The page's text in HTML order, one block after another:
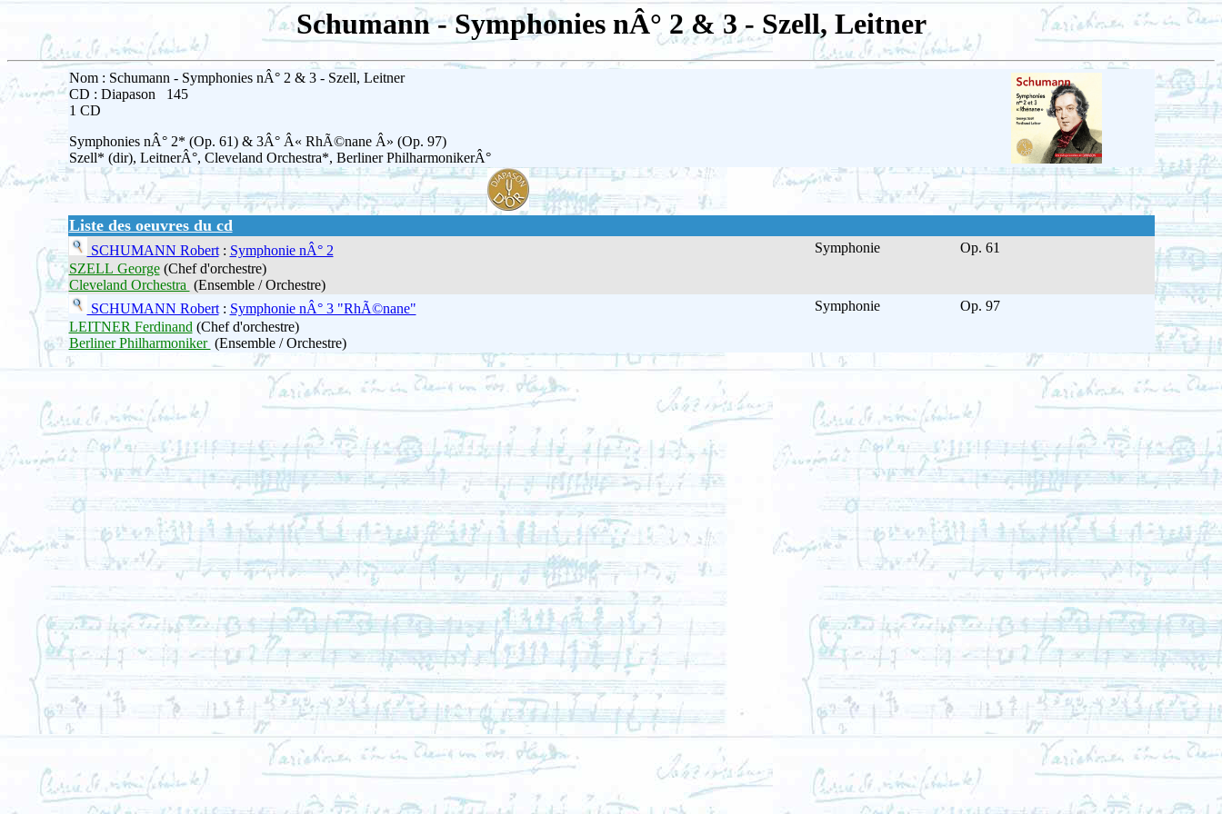
Schumann - Symphonies nÂ° 2 & 3 - Szell, Leitner
Nom : Schumann - Symphonies nÂ° 2 & 3 - Szell, Leitner
CD : Diapason 145
1 CD
Symphonies nÂ° 2* (Op. 61) & 3Â° Â« RhÃ©nane Â» (Op. 97)
Szell* (dir), LeitnerÂ°, Cleveland Orchestra*, Berliner PhilharmonikerÂ°
Liste des oeuvres du cd
SCHUMANN Robert: Symphonie nÂ° 2 Symphonie
Op. 61
SZELL George(Chef d'orchestre)
Cleveland Orchestra (Ensemble / Orchestre)
SCHUMANN Robert: Symphonie nÂ° 3 "RhÃ©nane" Symphonie
Op. 97
LEITNER Ferdinand(Chef d'orchestre)
Berliner Philharmoniker (Ensemble / Orchestre)